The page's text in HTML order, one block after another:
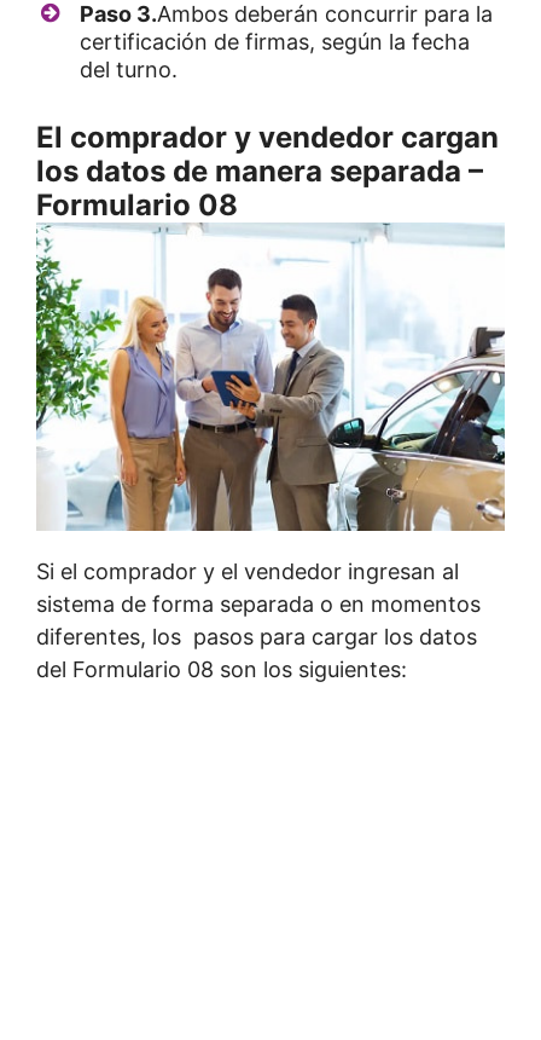
Paso 3.Ambos deberán concurrir para la
certificación de firmas, según la fecha
del turno.
El comprador y vendedor cargan
los datos de manera separada –
Formulario 08
Si el comprador y el vendedor ingresan al
sistema de forma separada o en momentos
diferentes, los pasos para cargar los datos
del Formulario 08 son los siguientes: